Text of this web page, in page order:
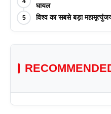
घायल
5 विश्व का सबसे बड़ा